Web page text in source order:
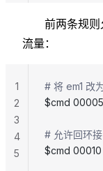
前两条规
流量：
# 将 em1 改
$cmd
# 允许回环
$cmd
1
2
3
4
5